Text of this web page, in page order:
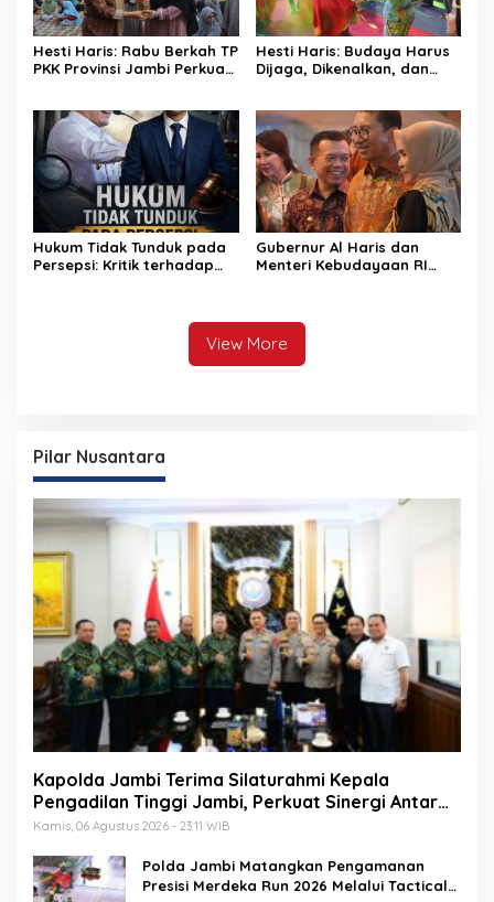
Hesti Haris: Rabu Berkah TP
PKK Provinsi Jambi Perkuat
dari Rumah
Hesti Haris: Budaya Harus
Dijaga, Dikenalkan, dan
Hukum Tidak Tunduk pada
Persepsi: Kritik terhadap
Gubernur Al Haris dan
Menteri Kebudayaan RI
Pelestarian Budaya dan
Dorong Ekonomi Kreatif
View More
Pilar Nusantara
Kapolda Jambi Terima Silaturahmi Kepala
Pengadilan Tinggi Jambi, Perkuat Sinergi Antar
Lembaga Penegak Hukum
Kamis, 06 Agustus 2026 - 23:11 WIB
Polda Jambi Matangkan Pengamanan
Presisi Merdeka Run 2026 Melalui Tactical